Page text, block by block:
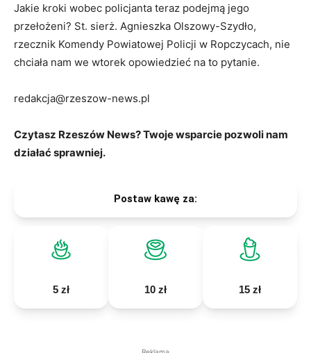
Jakie kroki wobec policjanta teraz podejmą jego
przełożeni? St. sierż. Agnieszka Olszowy-Szydło,
rzecznik Komendy Powiatowej Policji w Ropczycach, nie
chciała nam we wtorek opowiedzieć na to pytanie.
redakcja@rzeszow-news.pl
Czytasz Rzeszów News? Twoje wsparcie pozwoli nam
działać sprawniej.
Postaw kawę za:
5 zł 10 zł 15 zł